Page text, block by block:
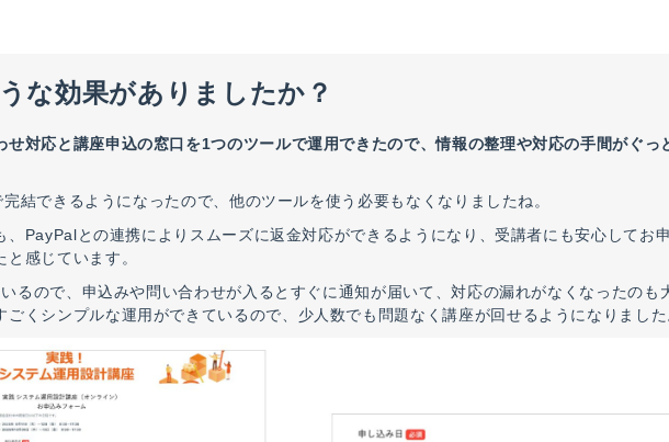
な効果がありましたか？
せ対応と講座申込の窓口を1つのツールで運用できたので、情報の整理や対応の手間がぐっ
結できるようになったので、他のツールを使う必要もなくなりましたね。
、PayPalとの連携によりスムーズに返金対応ができるようになり、受講者にも安心してお
感じています。
るので、申込みや問い合わせが入るとすぐに通知が届いて、対応の漏れがなくなったのも
ごくシンプルな運用ができているので、少人数でも問題なく講座が回せるようになりました